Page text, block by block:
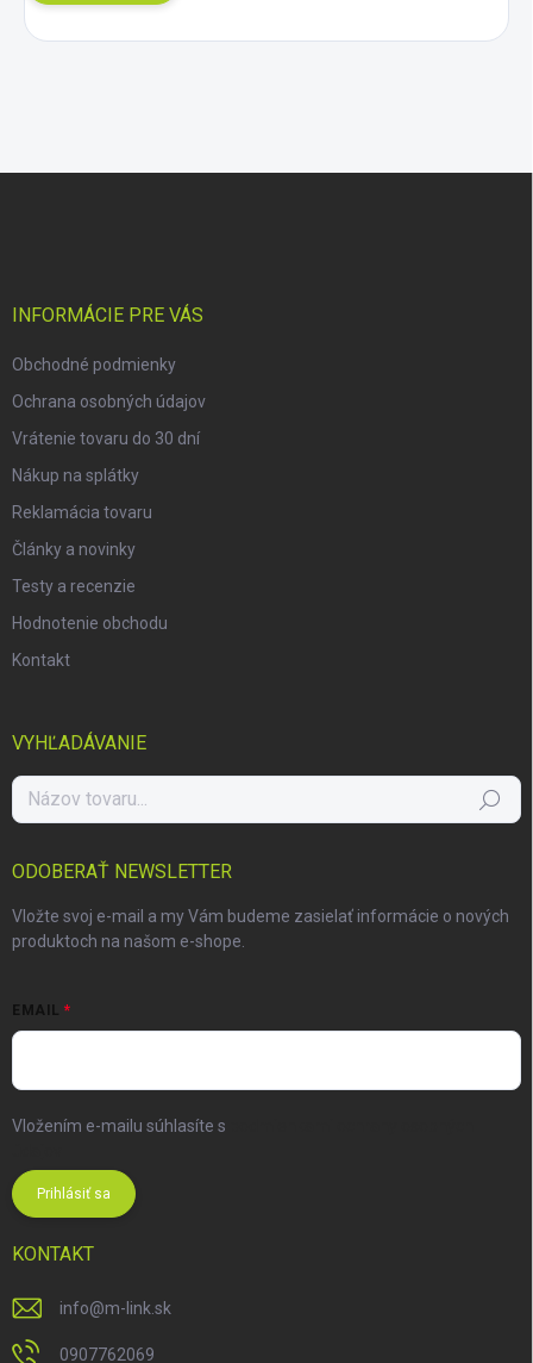
INFORMÁCIE PRE VÁS
Obchodné podmienky
Ochrana osobných údajov
Vrátenie tovaru do 30 dní
Nákup na splátky
Reklamácia tovaru
Články a novinky
Testy a recenzie
Hodnotenie obchodu
Kontakt
VYHĽADÁVANIE
Hľadať
ODOBERAŤ NEWSLETTER
Vložte svoj e-mail a my Vám budeme zasielať informácie o nových
produktoch na našom e-shope.
EMAIL
Vložením e-mailu súhlasíte s
Prihlásiť sa
KONTAKT
info@m-link.sk
0907762069